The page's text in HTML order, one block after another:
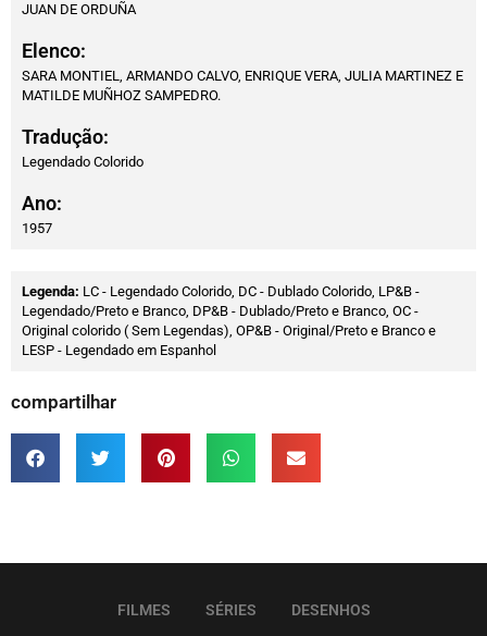
JUAN DE ORDUÑA
Elenco:
SARA MONTIEL, ARMANDO CALVO, ENRIQUE VERA, JULIA MARTINEZ E
MATILDE MUÑHOZ SAMPEDRO.
Tradução:
Legendado Colorido
Ano:
1957
Legenda: LC - Legendado Colorido, DC - Dublado Colorido, LP&B -
Legendado/Preto e Branco, DP&B - Dublado/Preto e Branco, OC -
Original colorido ( Sem Legendas), OP&B - Original/Preto e Branco e
LESP - Legendado em Espanhol
compartilhar
FILMES SÉRIES DESENHOS